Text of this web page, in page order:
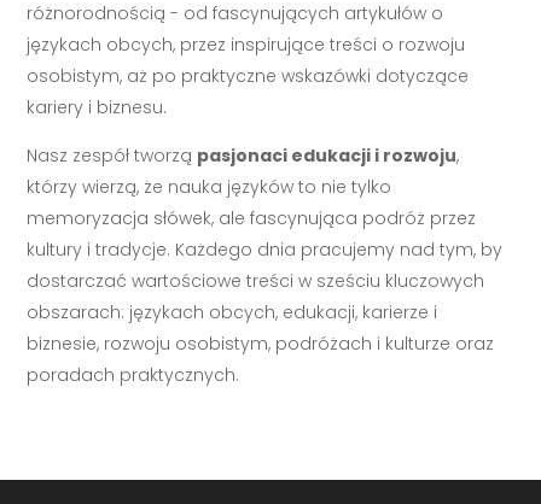
różnorodnością - od fascynujących artykułów o
językach obcych, przez inspirujące treści o rozwoju
osobistym, aż po praktyczne wskazówki dotyczące
kariery i biznesu.
Nasz zespół tworzą pasjonaci edukacji i rozwoju,
którzy wierzą, że nauka języków to nie tylko
memoryzacja słówek, ale fascynująca podróż przez
kultury i tradycje. Każdego dnia pracujemy nad tym, by
dostarczać wartościowe treści w sześciu kluczowych
obszarach: językach obcych, edukacji, karierze i
biznesie, rozwoju osobistym, podróżach i kulturze oraz
poradach praktycznych.